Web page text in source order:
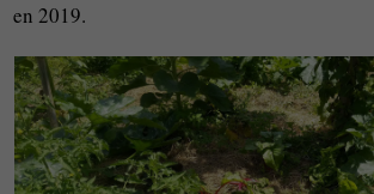
en 2019.